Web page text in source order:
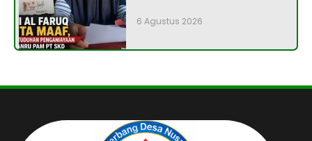
6 Agustus 2026